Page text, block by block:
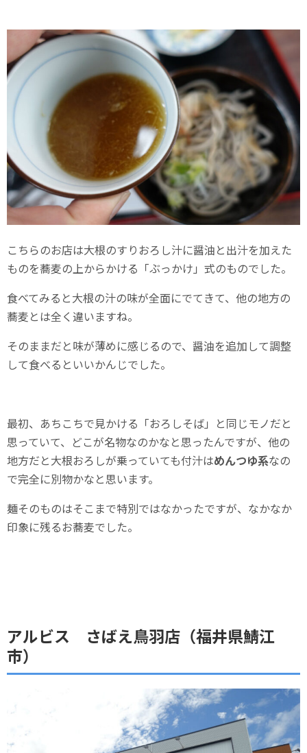
こちらのお店は大根のすりおろし汁に醤油と出汁を加えた
ものを蕎麦の上からかける「ぶっかけ」式のものでした。
食べてみると大根の汁の味が全面にでてきて、他の地方の
蕎麦とは全く違いますね。
そのままだと味が薄めに感じるので、醤油を追加して調整
して食べるといいかんじでした。
最初、あちこちで見かける「おろしそば」と同じモノだと
思っていて、どこが名物なのかなと思ったんですが、他の
地方だと大根おろしが乗っていても付汁はめんつゆ系なの
で完全に別物かなと思います。
麺そのものはそこまで特別ではなかったですが、なかなか
印象に残るお蕎麦でした。
アルビス さばえ鳥羽店（福井県鯖江
市）